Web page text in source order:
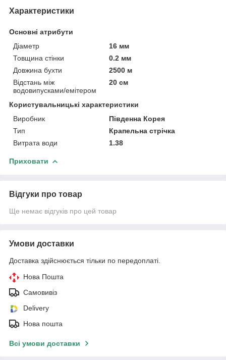
Характеристики
Основні атрибути
Діаметр
16 мм
Товщина стінки
0.2 мм
Довжина бухти
2500 м
Відстань між
водовипусками/емітером
20 см
Користувальницькі характеристики
Виробник
Південна Корея
Тип
Крапельна стрічка
Витрата води
1.38
Приховати
Відгуки про товар
Ще немає відгуків про цей товар
Умови доставки
Доставка здійснюється тільки по передоплаті.
Нова Пошта
Самовивіз
Delivery
Нова пошта
Всі умови доставки